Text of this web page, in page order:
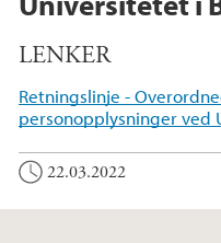
LENKER
Retningslinje -
personopplysninger ved
22.03.2022